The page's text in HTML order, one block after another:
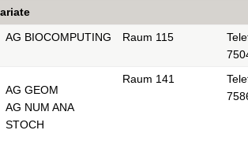
AG BIOCOMPUTING Raum 115
AG GEOM
AG NUM ANA
STOCH
Raum 141